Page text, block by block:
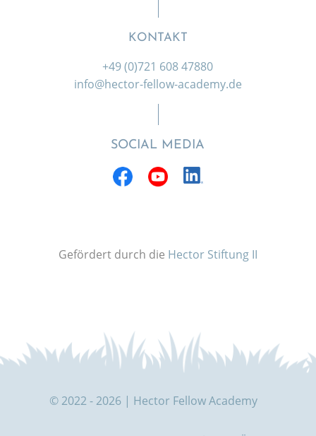
KONTAKT
+49 (0)721 608 47880
info@hector-fellow-academy.de
SOCIAL MEDIA
Gefördert durch die Hector Stiftung II
© 2022 - 2026 | Hector Fellow Academy